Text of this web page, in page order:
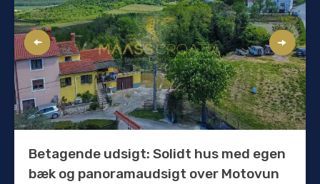
Betagende udsigt: Solidt hus med egen
bæk og panoramaudsigt over Motovun